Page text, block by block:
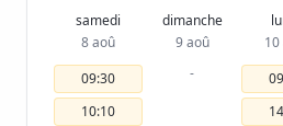
samedi
8 aoû
09:30
10:10
dimanche
9 aoû
-